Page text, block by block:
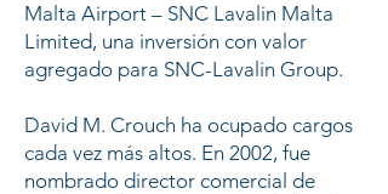
Malta Airport – SNC Lavalin Malta
Limited, una inversión con valor
agregado para SNC-Lavalin Group.
David M. Crouch ha ocupado cargos
cada vez más altos. En 2002, fue
nombrado director comercial de